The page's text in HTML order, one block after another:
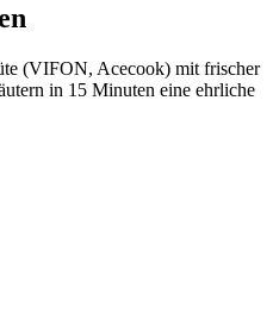
(VIFON, Acecook) mit frischer
in 15 Minuten eine ehrliche